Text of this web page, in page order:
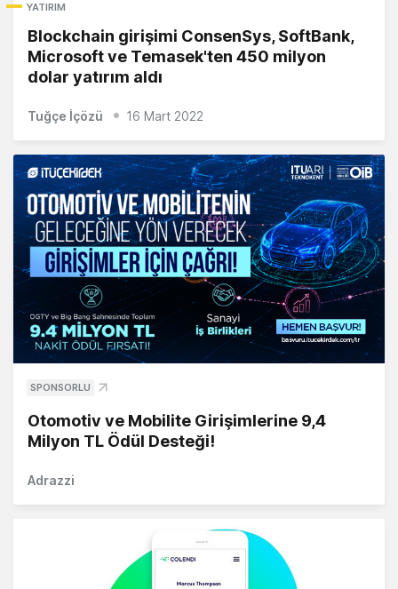
YATIRIM
Blockchain girişimi ConsenSys, SoftBank,
Microsoft ve Temasek'ten 450 milyon
dolar yatırım aldı
Tuğçe İçözü 16 Mart 2022
SPONSORLU
Otomotiv ve Mobilite Girişimlerine 9,4
Milyon TL Ödül Desteği!
Adrazzi